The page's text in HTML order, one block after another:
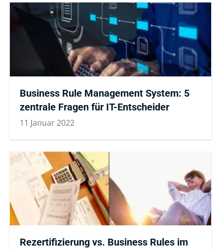
Business Rule Management System: 5
zentrale Fragen für IT-Entscheider
11 Januar 2022
Rezertifizierung vs. Business Rules im